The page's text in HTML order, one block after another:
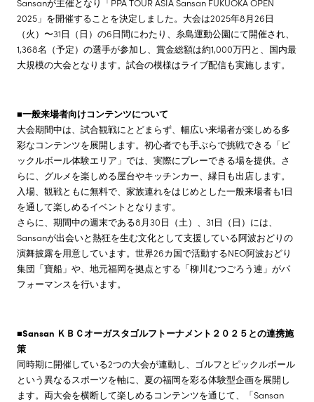
2025」を開催することを決定しました。大会は2025年8月26日
（火）〜31日（日）の6日間にわたり、糸島運動公園にて開催され、
1,368名（予定）の選手が参加し、賞金総額は約1,000万円と、国内最
大規模の大会となります。試合の模様はライブ配信も実施します。
■一般来場者向けコンテンツについて
大会期間中は、試合観戦にとどまらず、幅広い来場者が楽しめる多
彩なコンテンツを展開します。初心者でも手ぶらで挑戦できる「ピ
ックルボール体験エリア」では、実際にプレーできる場を提供。さ
らに、グルメを楽しめる屋台やキッチンカー、縁日も出店します。
入場、観戦ともに無料で、家族連れをはじめとした一般来場者も1日
を通して楽しめるイベントとなります。
さらに、期間中の週末である8月30日（土）、31日（日）には、
Sansanが出会いと熱狂を生む文化として支援している阿波おどりの
演舞披露を用意しています。世界26カ国で活動するNEO阿波おどり
集団「寶船」や、地元福岡を拠点とする「柳川むつごろう連」がパ
フォーマンスを行います。
■Sansan ＫＢＣオーガスタゴルフトーナメント２０２５との連携施
策
同時期に開催している2つの大会が連動し、ゴルフとピックルボール
という異なるスポーツを軸に、夏の福岡を彩る体験型企画を展開し
ます。両大会を横断して楽しめるコンテンツを通じて、「Sansan